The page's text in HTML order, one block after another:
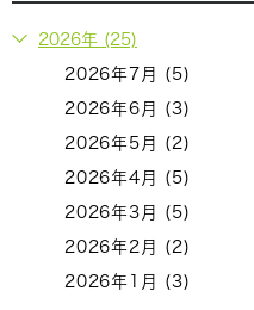
2026年 (25)
2026年7月 (5)
2026年6月 (3)
2026年5月 (2)
2026年4月 (5)
2026年3月 (5)
2026年2月 (2)
2026年1月 (3)